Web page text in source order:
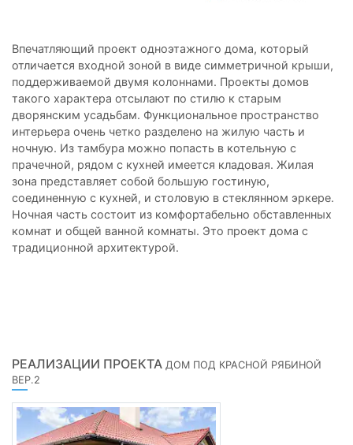
Впечатляющий проект одноэтажного дома, который
отличается входной зоной в виде симметричной крыши,
поддерживаемой двумя колоннами. Проекты домов
такого характера отсылают по стилю к старым
дворянским усадьбам. Функциональное пространство
интерьера очень четко разделено на жилую часть и
ночную. Из тамбура можно попасть в котельную с
прачечной, рядом с кухней имеется кладовая. Жилая
зона представляет собой большую гостиную,
соединенную с кухней, и столовую в стеклянном эркере.
Ночная часть состоит из комфортабельно обставленных
комнат и общей ванной комнаты. Это проект дома с
традиционной архитектурой.
РЕАЛИЗАЦИИ ПРОЕКТА ДОМ ПОД КРАСНОЙ РЯБИНОЙ
ВЕР.2